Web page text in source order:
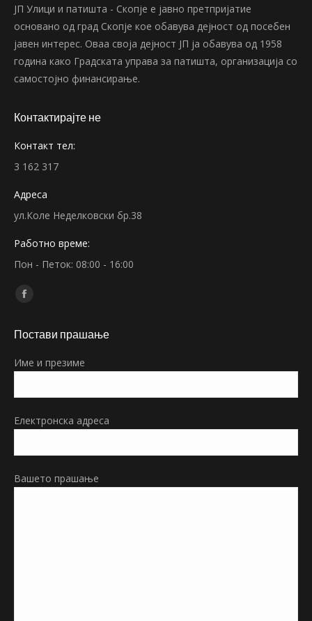
ЈП Улици и патишта - Скопје е јавно претпријатие
основано од град Скопје кое обавува дејност од посебен
јавен интерес. Оваа своја дејност ЈП ја обавува од 1958
година како Градската управа за патишта, организација со
самостојно финансирање.
Контактирајте не
Контакт тел:
3 162 317
Адреса
ул.Коле Неделковски бр.38
Работно време:
Пон - Петок: 08:00 - 16:00
Find us on:
Facebook
opens
new
Постави прашање
Име и презиме
Електронска адреса
Вашето прашање